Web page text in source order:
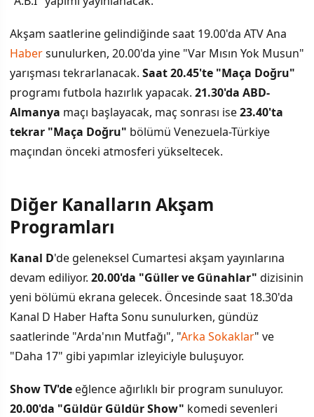
Akşam saatlerine gelindiğinde saat 19.00'da ATV Ana
Habersunulurken, 20.00'da yine "Var Mısın Yok Musun"
yarışması tekrarlanacak. Saat 20.45'te "Maça Doğru"
programı futbola hazırlık yapacak. 21.30'da ABD-
Almanya maçı başlayacak, maç sonrası ise23.40'ta
tekrar "Maça Doğru" bölümü Venezuela-Türkiye
maçından önceki atmosferi yükseltecek.
Diğer Kanalların Akşam
Programları
Kanal D'de geleneksel Cumartesi akşam yayınlarına
devam ediliyor. 20.00'da "Güller ve Günahlar" dizisinin
yeni bölümü ekrana gelecek. Öncesinde saat 18.30'da
Kanal D Haber Hafta Sonu sunulurken, gündüz
saatlerinde "Arda'nın Mutfağı", "Arka Sokaklar" ve
"Daha 17" gibi yapımlar izleyiciyle buluşuyor.
Show TV'deeğlence ağırlıklı bir program sunuluyor.
20.00'da "Güldür Güldür Show" komedi sevenleri